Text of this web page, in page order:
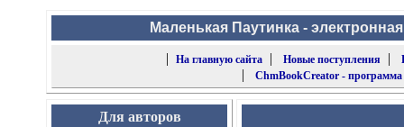
Маленькая Паутинка -
|
На главную сайта| Новые поступления |
| ChmBookCreator -
Для авторов